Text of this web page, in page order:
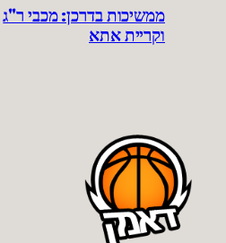
ממשיכות בדרכן: מכבי ר"ג
וקריית אתא